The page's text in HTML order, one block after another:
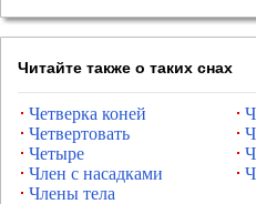
Читайте также о таких снах
Четверка коней
Четвертовать
Четыре
Член с насадками
Члены тела